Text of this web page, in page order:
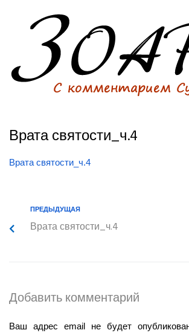
Врата святости_ч.4
Врата святости_ч.4
ПРЕДЫДУЩАЯ
Врата святости_ч.4
Добавить комментарий
Ваш адрес email не будет